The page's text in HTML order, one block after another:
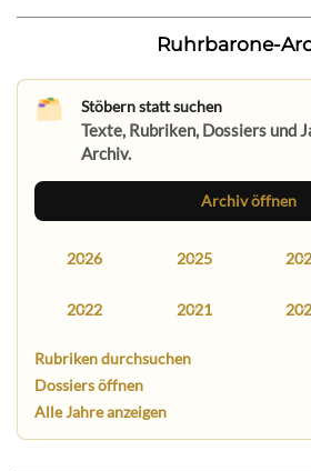
Ruhrbarone-
Stöbern statt suchen
Texte, Rubriken, Dossiers und
Archiv.
Archiv öffnen
2026 2025
2022 2021
Rubriken durchsuchen
Dossiers öffnen
Alle Jahre anzeigen